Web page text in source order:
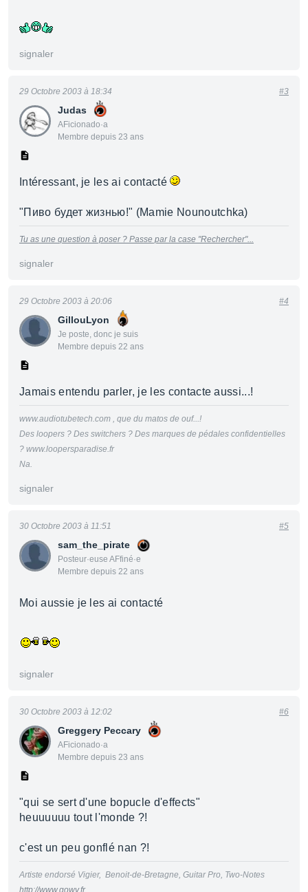
signaler
Judas
AFicionado·a
Membre depuis 23 ans
29 Octobre 2003 à 18:34 #3
Intéressant, je les ai contacté
"Пиво будет жизнью!" (Mamie Nounoutchka)
Tu as une question à poser ? Passe par la case "Rechercher"...
signaler
GillouLyon
Je poste, donc je suis
Membre depuis 22 ans
29 Octobre 2003 à 20:06 #4
Jamais entendu parler, je les contacte aussi...!
www.audiotubetech.com , que du matos de ouf...!
Des loopers ? Des switchers ? Des marques de pédales confidentielles
? www.loopersparadise.fr
Na.
signaler
sam_the_pirate
Posteur·euse AFfiné·e
Membre depuis 22 ans
30 Octobre 2003 à 11:51 #5
Moi aussie je les ai contacté
signaler
Greggery Peccary
AFicionado·a
Membre depuis 23 ans
30 Octobre 2003 à 12:02 #6
"qui se sert d'une bopucle d'effects"
heuuuuuu tout l'monde ?!
c'est un peu gonflé nan ?!
Artiste endorsé Vigier, Benoit-de-Bretagne, Guitar Pro, Two-Notes
http://www.gowy.fr